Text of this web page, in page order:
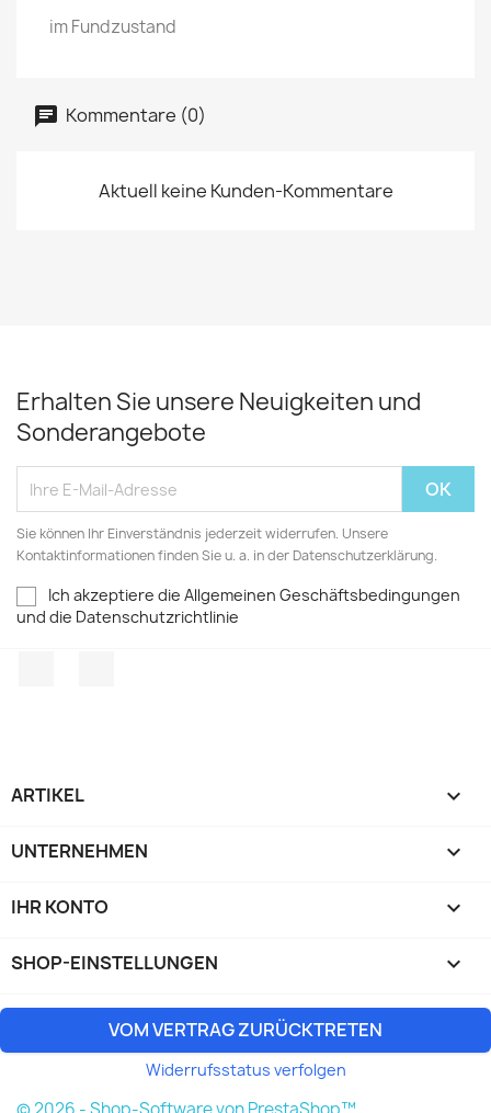
im Fundzustand
Kommentare (0)
Aktuell keine Kunden-Kommentare
Erhalten Sie unsere Neuigkeiten und
Sonderangebote
Sie können Ihr Einverständnis jederzeit widerrufen. Unsere
Kontaktinformationen finden Sie u. a. in der Datenschutzerklärung.
Ich akzeptiere die Allgemeinen Geschäftsbedingungen
und die Datenschutzrichtlinie
ARTIKEL 
UNTERNEHMEN 
IHR KONTO 
SHOP-EINSTELLUNGEN keyboard_arrow_down
VOM VERTRAG ZURÜCKTRETEN
Widerrufsstatus verfolgen